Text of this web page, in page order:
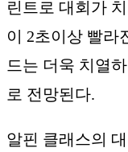
린트로 대회가
이 2초이상 빨라
드는 더욱 치열
로 전망된다.
알핀 클래스의